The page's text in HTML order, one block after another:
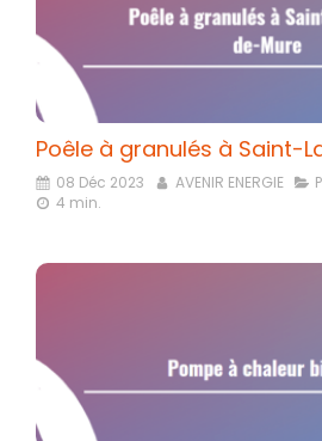
Poêle à granulés à Saint-
08 Déc 2023 AVENIR ENERGIE
4 min.